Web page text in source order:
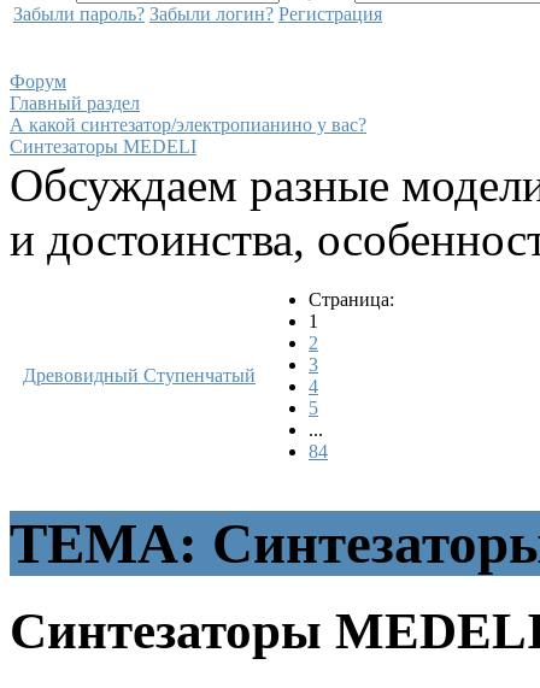
Забыли пароль? Забыли логин? Регистрация
Форум
Главный раздел
А какой синтезатор/электропианино у вас?
Синтезаторы MEDELI
Обсуждаем разные
и достоинства,
Древовидный Ступенчатый
Страница:
1
2
3
4
5
...
84
ТЕМА:
Синтезаторы